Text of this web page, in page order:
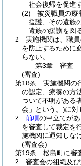
社会復帰を促進
(2)
被災職員の療
援護、その遺族
遺族の援護を図
2
実施機関は、職
を防止するために
らない。
第3章
審査
(審査)
第18条
実施機関の
の認定、療養の方
ついて不明がある
会」という。)に対
2
前項の申立てが
を審査して裁定を
施機関に通知しな
(審査会)
第19条
松島町に審
2
審査会の組織及